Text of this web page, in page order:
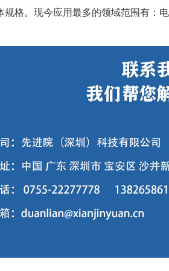
规格。现今应用最多的领域范围有：